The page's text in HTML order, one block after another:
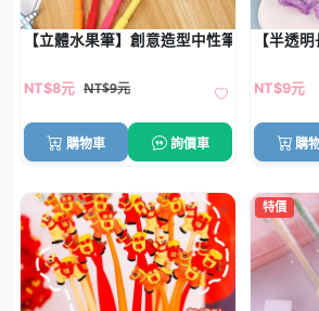
【立體水果筆】創意造型中性筆-矽膠頭原
NT$8元 NT$9元
購物車 詢價車
【半透
NT$9元
購
特價